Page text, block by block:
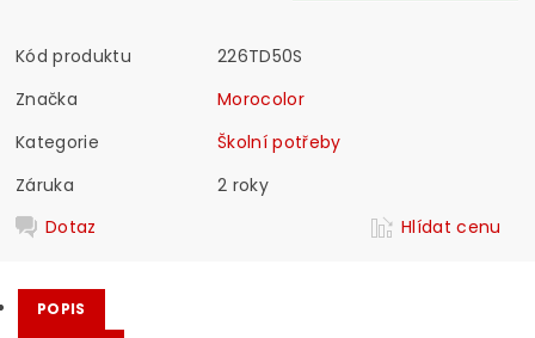
Kód produktu
226TD50S
Značka
Morocolor
Kategorie
Školní potřeby
Záruka
2 roky
Dotaz
Hlídat cenu
POPIS